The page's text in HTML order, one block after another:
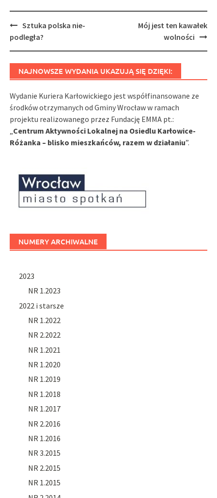
Post
navigation
Sztuka polska nie-
podległa?
Mój jest ten kawałek
wolności
NAJNOWSZE WYDANIA UKAZUJĄ SIĘ DZIĘKI:
Wydanie Kuriera Karłowickiego jest współfinansowane ze
środków otrzymanych od Gminy Wrocław w ramach
projektu realizowanego przez Fundację EMMA pt.:
Centrum Aktywności Lokalnej na Osiedlu Karłowice-
Różanka – blisko mieszkańców, razem w działaniu”.
NUMERY ARCHIWALNE
2023
NR 1.2023
2022 i starsze
NR 1.2022
NR 2.2022
NR 1.2021
NR 1.2020
NR 1.2019
NR 1.2018
NR 1.2017
NR 2.2016
NR 1.2016
NR 3.2015
NR 2.2015
NR 1.2015